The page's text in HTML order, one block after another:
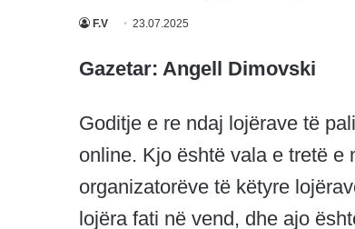
F.V 23.07.2025
Gazetar: Angell Dimovski
Goditje e re ndaj lojërave të
online. Kjo është vala e tretë e
organizatorëve të këtyre
lojëra fati në vend, dhe ajo